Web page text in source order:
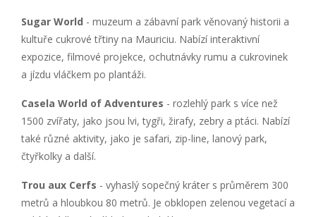
Sugar World - muzeum a zábavní park věnovaný historii a
kultuře cukrové třtiny na Mauriciu. Nabízí interaktivní
expozice, filmové projekce, ochutnávky rumu a cukrovinek
a jízdu vláčkem po plantáži.
Casela World of Adventures - rozlehlý park s více než
1500 zvířaty, jako jsou lvi, tygři, žirafy, zebry a ptáci. Nabízí
také různé aktivity, jako je safari, zip-line, lanový park,
čtyřkolky a další.
Trou aux Cerfs - vyhaslý sopečný kráter s průměrem 300
metrů a hloubkou 80 metrů. Je obklopen zelenou vegetací a